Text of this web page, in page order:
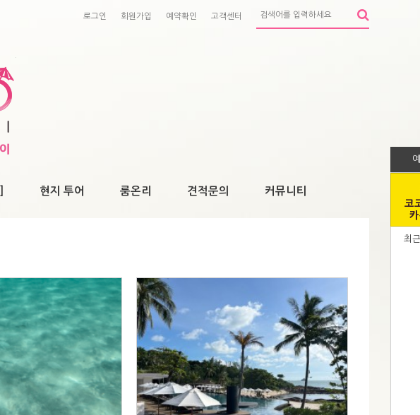
로그인 회원가입 예약확인 고객센터
코
최
현지 투어 룸온리 견적문의 커뮤니티